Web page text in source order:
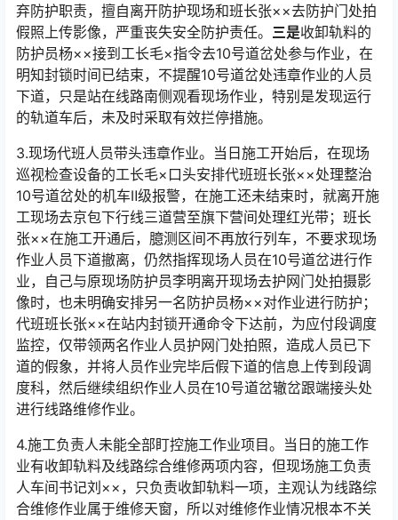
弃防护职责，擅自离开防护现场和班长张××去防护门处拍
假照上传影像，严重丧失安全防护责任。󠅅󠅃󠄵󠅂󠄪󠇖󠆨󠆨󠇕󠆞󠆒󠅬󠇘󠆭󠆘󠇙󠆝󠅵󠇗󠆭󠆁󠄐󠇗󠅹󠅸󠇖󠆍󠅳󠇖󠅹󠅰󠇖󠆌󠅹 三是收卸轨料的
防护员杨××接到工长毛×指令去10号道岔处参与作业，在
明知封锁时间已结束，不提醒10号道岔处违章作业的人员
下道，只是站在线路南侧观看现场作业，特别是发现运行
的轨道车后，未及时采取有效拦停措施。󠅅󠅃󠄵󠅂󠄪󠇖󠆨󠆨󠇕󠆞󠆒󠅬󠇘󠆭󠆘󠇙󠆝󠅵󠇗󠆭󠆁󠄐󠇗󠅹󠅸󠇖󠆍󠅳󠇖󠅹󠅰󠇖󠆌󠅹
3.现场代班人员带头违章作业。当日施工开始后，在现场
巡视检查设备的工长毛×口头安排代班班长张××处理整治
10号道岔处的机车Ⅱ级报警，在施工还未结束时，就离开施
工现场去京包下行线三道营至旗下营间处理红光带；班长
张××在施工开通后，臆测区间不再放行列车，不要求现场
作业人员下道撤离，仍然指挥现场人员在10号道岔进行作
业，自己与原现场防护员李明离开现场去护网门处拍摄影
像时，也未明确安排另一名防护员杨××对作业进行防护；
代班班长张××在站内封锁开通命令下达前，为应付段调度
监控，仅带领两名作业人员护网门处拍照，造成人员已下
道的假象，并将人员作业完毕后假下道的信息上传到段调
度科，然后继续组织作业人员在10号道岔辙岔跟端接头处
进行线路维修作业。󠅅󠅃󠄵󠅂󠄪󠇖󠆨󠆨󠇕󠆞󠆒󠅬󠇘󠆭󠆘󠇙󠆝󠅵󠇗󠆭󠆁󠄐󠇗󠅹󠅸󠇖󠆍󠅳󠇖󠅹󠅰󠇖󠆌󠅹
4.施工负责人未能全部盯控施工作业项目。当日的施工作
业有收卸轨料及线路综合维修两项内容，但现场施工负责
人车间书记刘××，只负责收卸轨料一项，主观认为线路综
合维修作业属于维修天窗，所以对维修作业情况根本不关